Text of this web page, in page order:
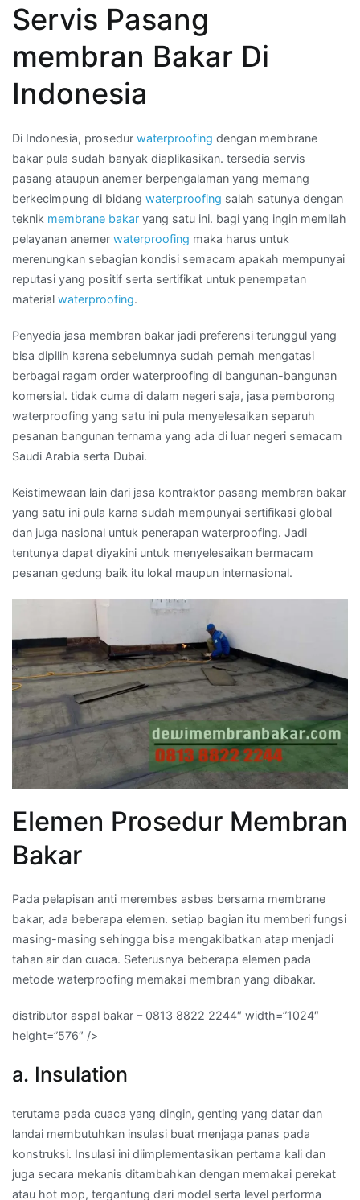
membran
Wilayah
Servis Pasang
membran Bakar Di
Indonesia
Di Indonesia, prosedur waterproofing dengan membrane
bakar pula sudah banyak diaplikasikan. tersedia servis
pasang ataupun anemer berpengalaman yang memang
berkecimpung di bidang waterproofing salah satunya dengan
teknik membrane bakar yang satu ini. bagi yang ingin memilah
pelayanan anemer waterproofing maka harus untuk
merenungkan sebagian kondisi semacam apakah mempunyai
reputasi yang positif serta sertifikat untuk penempatan
material waterproofing.
Penyedia jasa membran bakar jadi preferensi terunggul yang
bisa dipilih karena sebelumnya sudah pernah mengatasi
berbagai ragam order waterproofing di bangunan-bangunan
komersial. tidak cuma di dalam negeri saja, jasa pemborong
waterproofing yang satu ini pula menyelesaikan separuh
pesanan bangunan ternama yang ada di luar negeri semacam
Saudi Arabia serta Dubai.
Keistimewaan lain dari jasa kontraktor pasang membran bakar
yang satu ini pula karna sudah mempunyai sertifikasi global
dan juga nasional untuk penerapan waterproofing. Jadi
tentunya dapat diyakini untuk menyelesaikan bermacam
pesanan gedung baik itu lokal maupun internasional.
Elemen Prosedur Membran
Bakar
Pada pelapisan anti merembes asbes bersama membrane
bakar, ada beberapa elemen. setiap bagian itu memberi fungsi
masing-masing sehingga bisa mengakibatkan atap menjadi
tahan air dan cuaca. Seterusnya beberapa elemen pada
metode waterproofing memakai membran yang dibakar.
distributor aspal bakar – 0813 8822 2244″ width=”1024″
height=”576″ />
a. Insulation
terutama pada cuaca yang dingin, genting yang datar dan
landai membutuhkan insulasi buat menjaga panas pada
konstruksi. Insulasi ini diimplementasikan pertama kali dan
juga secara mekanis ditambahkan dengan memakai perekat
atau hot mop, tergantung dari model serta level performa